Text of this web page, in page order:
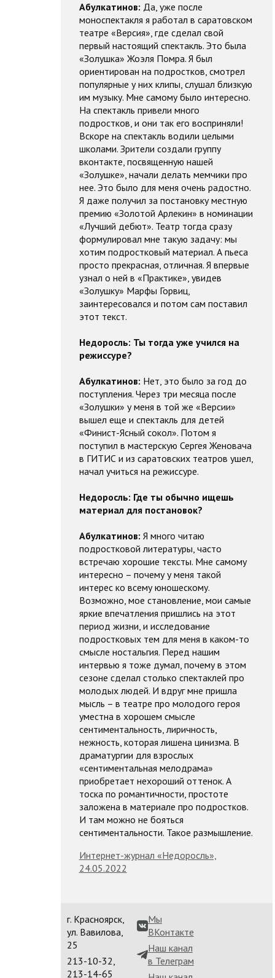
Абулкатинов: Да, уже после
моноспектакля я работал в саратовском
театре «Версия», где сделал свой
первый настоящий спектакль. Это была
«Золушка» Жоэля Помра. Я был
ориентирован на подростков, смотрел
популярные у них клипы, слушал близкую
им музыку. Мне самому было интересно.
На спектакль привели много
подростков, и они так его восприняли!
Вскоре на спектакль водили целыми
школами. Зрители создали группу
вконтакте, посвященную нашей
«Золушке», начали делать мемчики про
нее. Это было для меня очень радостно.
Я даже получил за постановку местную
премию «Золотой Арлекин» в номинации
«Лучший дебют». Театр тогда сразу
формулировал мне такую задачу: мы
хотим подростковый материал. А пьеса
просто прекрасная, отличная. Я впервые
узнал о ней в «Практике», увидев
«Золушку» Марфы Горвиц,
заинтересовался и потом сам поставил
этот текст.
Недоросль: Ты тогда уже учился на
режиссуре?
Абулкатинов: Нет, это было за год до
поступления. Через три месяца после
«Золушки» у меня в той же «Версии»
вышел еще и спектакль для детей
«Финист-Ясный сокол». Потом я
поступил в мастерскую Сергея Женовача
в ГИТИС и из саратовских театров ушел,
начал учиться на режиссуре.
Недоросль: Где ты обычно ищешь
материал для постановок?
Абулкатинов: Я много читаю
подростковой литературы, часто
встречаю хорошие тексты. Мне самому
интересно – почему у меня такой
интерес ко всему юношескому.
Возможно, мое становление, мои самые
яркие впечатления пришлись на этот
период жизни, и исследование
подростковых тем для меня в каком-то
смысле ностальгия. Перед нашим
интервью я тоже думал, почему в этом
сезоне сделал столько спектаклей про
молодых людей. И вдруг мне пришла
мысль – в театре про молодого героя
уместна в хорошем смысле
сентиментальность, лиричность,
нежность, которая лишена цинизма. В
драматургии для взрослых
«сентиментальная мелодрама»
приобретает нехороший оттенок. А
тоска по романтичности, простоте
заложена в материале про подростков.
И там можно не бояться
сентиментальности. Такое размышление.
Интернет-журнал «Недоросль»,
24.05.2022
г. Красноярск,
ул. Вавилова,
25
213-10-32,
213-14-65
Мы
ВКонтакте
Наш канал
в Телеграм